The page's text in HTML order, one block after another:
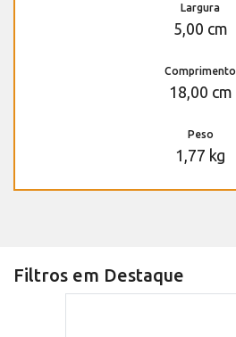
Largura
5,00 cm
Comprimento
18,00 cm
Peso
1,77 kg
Filtros em Destaque